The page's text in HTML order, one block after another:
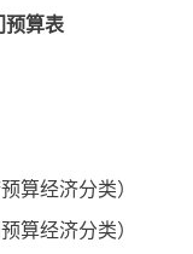
预算表
算经济分类）
算经济分类）